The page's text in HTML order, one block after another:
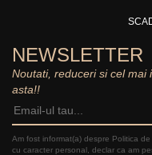
NEWSLETTER
Noutati, reduceri si cel mai
asta!!
Am fost informat(a) despre Politica
cu caracter personal, declar ca am